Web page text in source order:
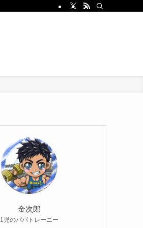
金次郎
1児のパパトレーニー